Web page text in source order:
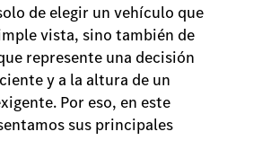
de elegir un vehículo que
vista, sino también de
represente una decisión
y a la altura de un
Por eso, en este
sus principales